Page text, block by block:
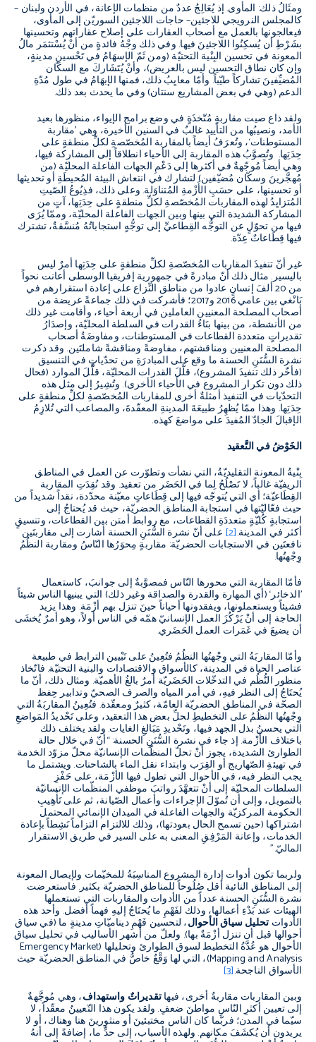
ومثَالُ ذلك: المأوى. إذ يُعَالِجُ عددٌ من منظمات الإعانة، في الأردن ولبنان –
كالمجلس النرويجي للاجئين–حاجات اللاجئين السوريّن إلى المأوى،
فيعالجونها بالعمل مع أصحاب العقارات على إصلاح عقاراتهم وتحسينها
بشَرْطِ أن يُسكِنُوا اللاجئينَ فيها. وفي ذلك وجْهُ فائدةٍ من أنْ يُسْتثمَر مالُ
المعونة في تحسين البِنْية التحتيّة (ومن ثَمّ الإسهَامُ في تَحْسينِ مدينةٍ،
وإن كان نطاق التحسين ليس بالعريض)، وأنْ يُتَشَاركَ مع السكّان
المُضيِّفينَ تشاركاً طيّباً. وأمّا معايِبُ ذلك، فمنها الإبهَامُ في طول مُدّةِ
الدعم (وهي في بعض المشاريع سنتان)وفي ما يحدث بعد ذلك.
ولقد ذاع صيت مقاربةٍ مُتّخذَةٍ في وضع برامج الإيواء، منظورها بعيد
الأمد، ونصيبُها من التأييد غالبٌ في السنين الأخيرة، وهي ’مقاربة
المستوطنات‘، وتُعرَفُ أيضاً بالمقاربة المُخصّصةِ لكلِّ منطقةٍ على
حِدَتِها. وتُصوَّبُ هذه المقاربة إلى الأحياء انطلاقاً إلى المشاركة فيها،
وهي أيضاً مُوجّهةٌ في أكثرها إلى دَعْمِ الجهات الفاعلة المحليّة (من
مُهجَّرينَ وسكّان مُضيّفين)لتشارك في انتعاش البيئة المُحيطَةِ أو تحديثها
أو تحسينها، على حسَبِ الأَزْمةِ المُتناوَلة. وعلى ذلك، فذِيُوعُ الصّيتِ
المُتزايِدُ لهذه المقاربات المُخصّصةِ لكلِّ منطقةٍ على حِدَتِها، آتٍ من
المشاركة الشديدة التي بينها وبين الجهات الفاعلة المحليّة، وممّا يُرَى
فيها من تحوّلٍ عن التوجُّه القِطاعيِّ إلى توجُّهٍ استجاباتُهُ مُنسَّقةٌ، تشترك
فيها قِطَاعاتٌ عِدّة.
غير أنّ تنفيذَ المقاربات المُخصّصةِ لكلِّ منطقةٍ على حِدَتِها أمرٌ ليس
باليسير. مثال ذلك أنّ مبادرةً في جمهورية إفريقيا الوسطى أعانت نحواً
من 20ألفَ إنسانٍ عادوا من مناطق النِّزاع على إعادة استقرارهم في
بَانْغي بين عامي2016و2017؛ فأشركت في ذلك جماعةً عريضة من
أصحاب المصلحة المعنيين العاملين في أربعة أحياء، وأقامت غير ذلك
من الأنشطة، من بينها بنَاءُ القدرات في السلطة المحليّة، وإصدَارُ
تقديراتٍ متعددة القطاعات في المستوطنات، ومفاوضَةُ أصحاب
المصلحة المعنيين ومناقشتهم، مفاوضةً ومناقشةً شاملتَين. وقد ذكرت
نشرة السُّنَنِ الحسنة ما وقع على المبادرَةِ من تحدّياتٍ في التنسيق
(فأخّر ذلك تنفيذَ المشروع)، قلَّلَ القدرات المحليّة، قلَّلَ الموارد (فحال
ذلك دون تكرار المشروع في الأحياء الأخرى). وتُشِيرُ إلى مثل هذه
التحدّيات في التنفيذ أمثلةٌ أخرى للمقاربات المُخصّصةِ لكلِّ منطقةٍ على
حِدَتِها. وهذا ممّا يُظهِرُ طبيعَةَ المدينةِ المعقّدةَ، والمصاعب التي تُلازِمُ
الإقبالَ الجادّ المُفيدَ على مواضعَ كهذه.
الخَوْضُ في التَّعقيد
بِنْيةُ المعونة التقليديّةُ، التي نشأت وتطوّرت عن العمل في المناطق
الريفيّة غالباً، لا تَصْلُحُ لِما في الحَضَر من تعقيد. وقد نُقِدَتِ المقاربة
القِطَاعيّة؛ أي التي يُتوجّه فيها إلى قِطَاعاتٍ معيّنة محدّدة، نقداً شديداً من
حيث فعّاليّتها في استجابة المناطق الحضريّة، حيث قد يُحتاجُ إلى
استجابةٍ كُليّةٍ متعددَةِ القطاعات، مع روابط أمتن بين القطاعات، وتنسيقٍ
أكثر في المدينة.
[2] على أنّ نشرة السُّنَنِ الحسنة أشارت إلى مقاربتَين
نافعتَين في الاستجابات الحضريّة: مقاربةٍ مِحوَرُها النّاسُ ومقاربة النظُمُ
وِجْهتُها.
فأمّا المقاربة التي محورها النّاس فمصوَّبةٌ إلى جوانبَ، كاستعمال
’الذخائر‘ (أي المهارة والقدرة والصداقة وغير ذلك) التي يبنيها الناس شيئاً
فشيئاً ويستعملونها، ويفقدونها أحياناً حينَ تنزل بهم أزْمَة. وهذا يزيد
الحاجة إلى أنْ يَرْكُزَ العمل الإنسانيّ همّه في الناس أولاً، وهو أمرٌ يُخشَى
أن يضيعَ في غَمَرات العمل الحَضَري.
وأمّا المقاربَةُ التي وِجْهتُها النظُمُ فتُعِينُ على تَبْيين الترابط في طبيعة
عناصر الحياة في المدينة، كالأسواق والاقتصادات والبنية التحتيّة. فاتّخاذ
منظور النُّظُم في التدخّلات الحَضَريّة أمرٌ بالغُ الأهميّة. ومثال ذلك، أنّ ما
يُحتَاجُ إلى النظر فيهِ، في أمر المياه والصرف الصحيّ وتدابير حِفظ
الصحّة في المناطق الحضريّة العامّة، كثيرٌ ومعقّدة. فتُعِينُ المقاربَةُ التي
وِجْهتُها النظُمُ على التخطيطِ لحلِّ بعض هذا التعقيد، وعلى تَحْديدُ المَواضعِ
التي يحسنُ بذل الجهد فيها، وتَحْديدِ مَبَالغِ الغايات. ولقد يختلف ذلك
باختلاف الأَزْمة. إذ جاء في نشرة السُّنَنِ الحسنة: “أنّ في خلال حالة
الطوارئ الشديدة، يجوز أنْ تحلّ المنظّمات الإنسانيّة محلّ مزوّد الخدمة
في تهيئةِ الصّهاريج أو القِرَب وابتداء نقل الماء بالشاحنات. ويشتمل ما
يجب النظر فيه، في الأحوال التي تطول فيها الأزْمَة، على حَفْزِ
السلطات المحليّة إلى أنْ تتعهَّدَ رواتبَ موظفي المنظّمات الإنسانيّة
بالتمويل، وإلى أن تُموّلَ الإجراءات وأعمال الصّيانة، ثم على تَأْهِيبِ
الحكومة المركزيّة والجهات الفاعلة في الميدان الإنمائي المحتمل
اشتراكها (حين تسمح الحال بعودتها)، وذلك للالتزام التزاماً نَشِطاً بإعادة
الخدمات، وإعانة المَرْفِقِ المعنى به على السير في طريق الاستقرار
الماليّ.”
ولربما تكون أدوات إدارة المشروع المناسِبَةُ للمخيّمات ولإيصال المعونة
إلى المناطق النائية أقل صُلُوحاً للمناطق الحضريّة بكثير. فاستعرضت
نشرة السُّنَنِ الحسنة عدداً من الأدوات والمقاربات التي تستعملها
الهيئات عند بَدْءِ أعمالها، وذلك لفَهْمِ ما يُحتَاجُ إليهِ فهماً أفضل. وأحد هذه
الأدوات تحليل سياق الأحوال، لتحسين فَهْمِ ديناميّاتِ مدينةٍ ما (في سياق
أحوالها قبل أن تنزل أزْمَةٌ بها). ولعلّ من أشهر الأساليب في تحليل سياق
الأحوال هو عُدَّةُ التخطيط لسوق الطوارئ وتحليلها (
Emergency Market
Mapping and Analysis
)، التي لها وَقْعٌ خاصٌّ في المناطق الحضريّة حيث
الأسواق الناجحة.
[3]
وبين المقاربات مقاربةٌ أخرى، فيهاتقديراتٌ واستهداف، وهي مُوجَّهةٌ
إلى تعيين أكثرِ النّاسِ مواطنَ ضعفٍ. ولقد يكون هذا التّعيينُ معقّداً، لا
سيّما في المدن؛ فربّما كان الناس مختبئينَ أو منثورينَ هنا وهناك، أو لا
يريدون أن يُكشَفَ مكانهم. ولهذه الأسباب، إلى حدٍّ ما، إضافةً إلى أنهُ